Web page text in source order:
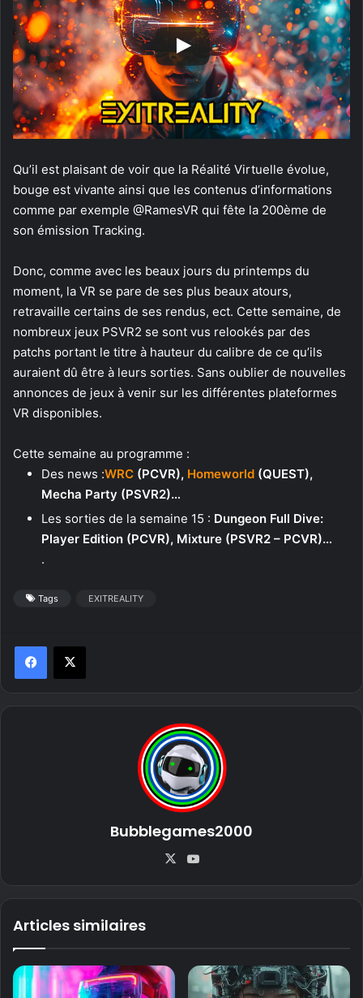
Qu’il est plaisant de voir que la Réalité Virtuelle évolue,
bouge est vivante ainsi que les contenus d’informations
comme par exemple @RamesVR qui fête la 200ème de
son émission Tracking.
Donc, comme avec les beaux jours du printemps du
moment, la VR se pare de ses plus beaux atours,
retravaille certains de ses rendus, ect. Cette semaine, de
nombreux jeux PSVR2 se sont vus relookés par des
patchs portant le titre à hauteur du calibre de ce qu’ils
auraient dû être à leurs sorties. Sans oublier de nouvelles
annonces de jeux à venir sur les différentes plateformes
VR disponibles.
Cette semaine au programme :
Des news :WRC (PCVR), Homeworld (QUEST),
Mecha Party (PSVR2)…
Les sorties de la semaine 15 : Dungeon Full Dive:
Player Edition (PCVR), Mixture (PSVR2 – PCVR)…
.
Tags EXITREALITY
Bubblegames2000
X
Articles similaires